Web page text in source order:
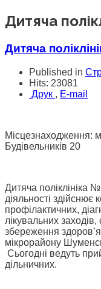
Дитяча
Дитяча
Published in
Hits: 23081
Друк , E-mail
Місцезнаходження:
Будівельників 20
Дитяча поліклініка
діяльності здійснює
профілактичних,
лікувальних
збереження
мікрорайону
Сьогодні ведуть
дільничних.